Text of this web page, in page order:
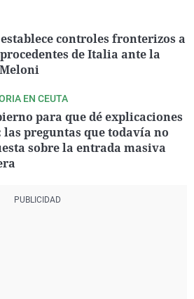
controles fronterizos a
de Italia ante la
EN CEUTA
para que dé explicaciones
las preguntas que todavía no
sobre la entrada masiva